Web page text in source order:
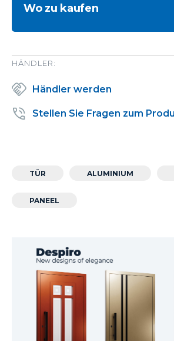
Wo zu kaufen
HÄNDLER:
Händler werden
Stellen Sie Fragen zum
TÜR ALUMINIUM
PANEEL